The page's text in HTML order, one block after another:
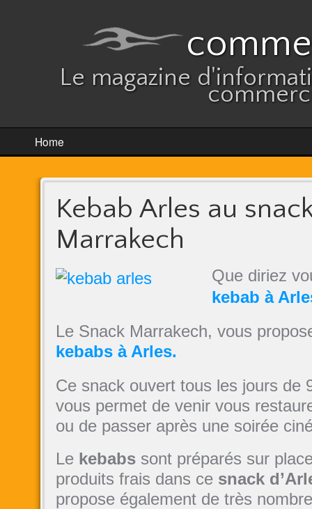
Le magazine
Home
Kebab Arles au
Marrakech
Que diriez
kebab à
Le Snack Marrakech, vous
kebabs à Arles.
Ce snack ouvert tous les jours de
vous permet de venir vous
ou de passer après une soirée
Lekebabssont préparés sur
produits frais dans ce snack
propose également de très